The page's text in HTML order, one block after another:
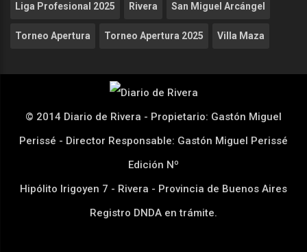
Liga Profesional 2025 Rivera San Miguel Arcángel
Torneo Apertura Torneo Apertura 2025 Villa Maza
© 2014 Diario de Rivera - Propietario: Gastón Miguel
Perissé - Director Responsable: Gastón Miguel Perissé
Edición Nº
Hipólito Irigoyen 7 - Rivera - Provincia de Buenos Aires
Registro DNDA en trámite.